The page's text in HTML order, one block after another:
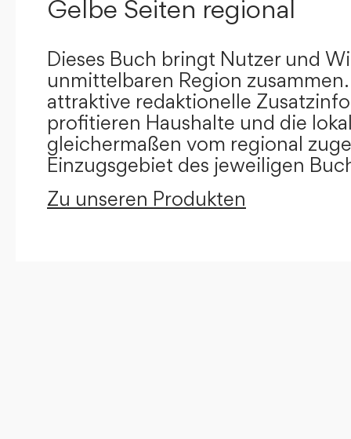
Gelbe Seiten regional
Dieses Buch bringt Nutzer und
unmittelbaren Region
attraktive redaktionelle
profitieren Haushalte und die
gleichermaßen vom regional
Einzugsgebiet des jeweiligen
Zu unseren Produkten